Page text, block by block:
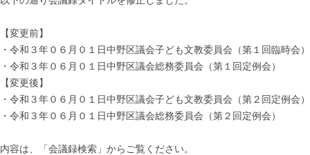
【変更前】
・令和３年０６月０１日中野区議会子ども文教委員会（第１回臨時会）
・令和３年０６月０１日中野区議会総務委員会（第１回定例会）
【変更後】
・令和３年０６月０１日中野区議会子ども文教委員会（第２回定例会）
・令和３年０６月０１日中野区議会総務委員会（第２回定例会）
内容は、「会議録検索」からご覧ください。